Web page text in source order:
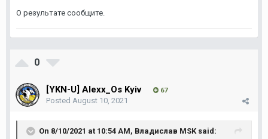
О результате сообщите.
0
[YKN-U] Alexx_Os Kyiv 67
Posted August 10, 2021
On 8/10/2021 at 10:54 AM, Владислав MSK said: